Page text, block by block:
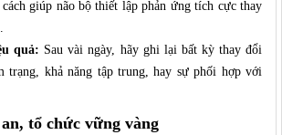
giúp não bộ thiết lập phản ứng tích cực thay
quả: Sau vài ngày, hãy ghi lại bất kỳ thay đổi
trạng, khả năng tập trung, hay sự phối hợp với
tổ chức vững vàng